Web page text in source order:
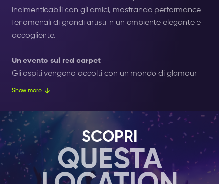
indimenticabili con gli amici, mostrando performance
fenomenali di grandi artisti in un ambiente elegante e
accogliente.
Un evento sul red carpet
Gli ospiti vengono accolti con un mondo di glamour
con un bicchiere di champagne e un benvenuto sul red
dove possono gustare deliziosi pasti e bevande
rinfrescanti mentre godono dello spettacolo.
Performance vivaci e coinvolgenti
Il DJ resident di Club Hart stabilisce il tono con brani
elettrizzanti prima dell'evento principale. Il palco si
Show more
SCOPRI
QUESTA